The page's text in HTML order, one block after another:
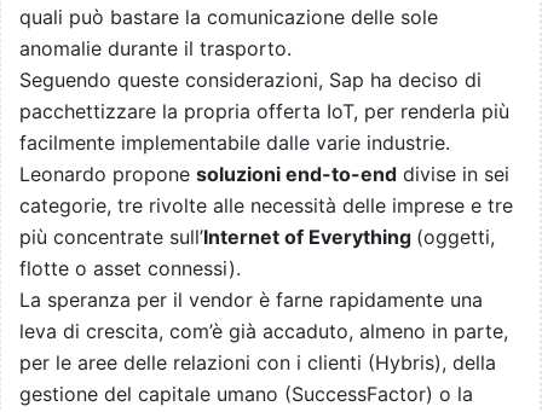
quali può bastare la comunicazione delle sole
anomalie durante il trasporto.
Seguendo queste considerazioni, Sap ha deciso di
pacchettizzare la propria offerta IoT, per renderla più
facilmente implementabile dalle varie industrie.
Leonardo propone soluzioni end-to-end divise in sei
categorie, tre rivolte alle necessità delle imprese e tre
più concentrate sull’Internet of Everything (oggetti,
flotte o asset connessi).
La speranza per il vendor è farne rapidamente una
leva di crescita, com’è già accaduto, almeno in parte,
per le aree delle relazioni con i clienti (Hybris), della
gestione del capitale umano (SuccessFactor) o la